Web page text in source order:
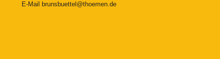
E-Mail
brunsbuettel@thoemen.de